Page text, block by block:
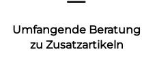
Umfangende Beratung
zu Zusatzartikeln